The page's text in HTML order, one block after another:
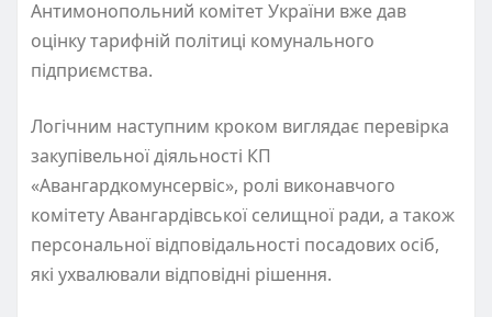
Антимонопольний комітет України вже дав
оцінку тарифній політиці комунального
підприємства.
Логічним наступним кроком виглядає перевірка
закупівельної діяльності КП
«Авангардкомунсервіс», ролі виконавчого
комітету Авангардівської селищної ради, а також
персональної відповідальності посадових осіб,
які ухвалювали відповідні рішення.